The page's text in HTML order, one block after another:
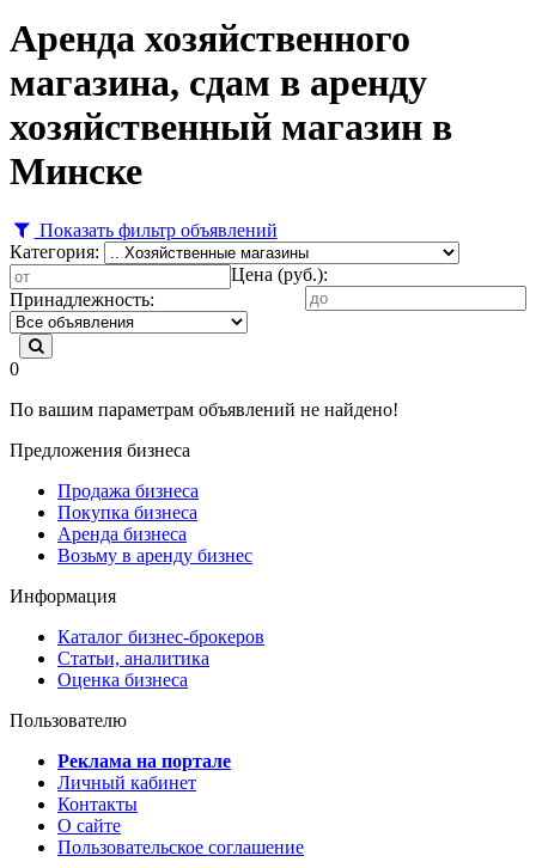
Аренда хозяйственного
магазина, сдам в аренду
хозяйственный магазин в
Минске
Показать фильтр объявлений
Категория:
Цена (руб.):
Принадлежность:
0
По вашим параметрам объявлений не найдено!
Предложения бизнеса
Продажа бизнеса
Покупка бизнеса
Аренда бизнеса
Возьму в аренду бизнес
Информация
Каталог бизнес-брокеров
Статьи, аналитика
Оценка бизнеса
Пользователю
Реклама на портале
Личный кабинет
Контакты
О сайте
Пользовательское соглашение